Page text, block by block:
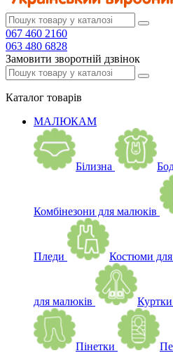
067 460 2160
063 480 6828
Замовити зворотній дзвінок
Каталог товарів
МАЛЮКАМ
Білизна
Комбінезони для малюків
Пледи Костюми
для малюків
Пінетки